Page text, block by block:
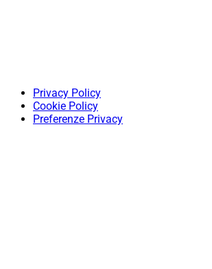
Privacy Policy
Cookie Policy
Preferenze Privacy